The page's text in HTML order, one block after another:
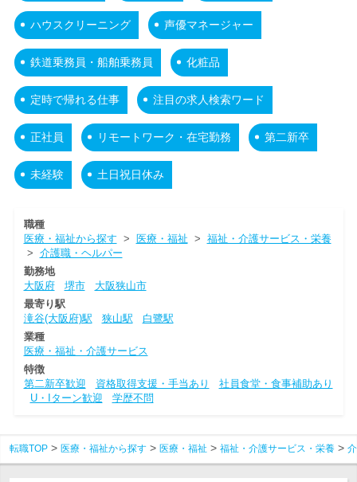
ハウスクリーニング 声優マネージャー
鉄道乗務員・船舶乗務員 化粧品
定時で帰れる仕事 注目の求人検索ワード
正社員 リモートワーク・在宅勤務 第二新卒
未経験 土日祝日休み
職種
医療・福祉から探す > 医療・福祉 > 福祉・介護サービス・栄養
> 介護職・ヘルパー
勤務地
大阪府
堺市
大阪狭山市
最寄り駅
滝谷(大阪府)駅
狭山駅
白鷺駅
業種
医療・福祉・介護サービス
特徴
第二新卒歓迎
資格取得支援・手当あり
社員食堂・食事補助あり
U・Iターン歓迎
学歴不問
転職TOP 医療・福祉から探す 医療・福祉 福祉・介護サービス・栄養